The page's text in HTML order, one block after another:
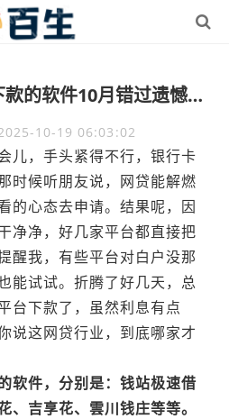
十八周岁白户容易下款的软件10月错过遗憾！请瞧这5个十八岁新户借钱app容易批款
10-19 06:03:02
儿，手头紧得不行，银行卡
时候听朋友说，网贷能解燃
的心态去申请。结果呢，因
净净，好几家平台都直接把
醒我，有些平台对白户没那
能试试。折腾了好几天，总
台下款了，虽然利息有点
说这网贷行业，到底哪家才
软件，分别是：钱站极速借
、吉享花、雲川钱庄等等。